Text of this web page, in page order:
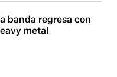
banda regresa con
metal